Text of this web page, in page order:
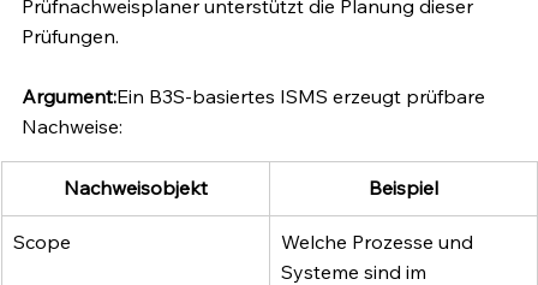
Prüfnachweisplaner unterstützt die Planung dieser
Prüfungen.
Argument:Ein B3S-basiertes ISMS erzeugt prüfbare
Nachweise:
Nachweisobjekt Beispiel
Scope
Welche Prozesse und
Systeme sind im